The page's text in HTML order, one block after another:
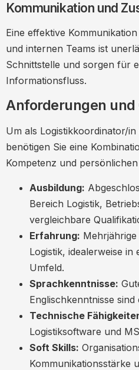
Kommunikation und
Eine effektive
und internen Teams ist
Schnittstelle und sorgen für
Informationsfluss.
Anforderungen und
Um als Logistikkoordinator/
benötigen Sie eine
Kompetenz und
Ausbildung:
Bereich Logistik,
vergleichbare
Erfahrung:
Logistik, idealerweise in
Umfeld.
Sprachkenntnisse:
Englischkenntnisse
Technische
Logistiksoftware und
Soft Skills:
Kommunikationsstärke